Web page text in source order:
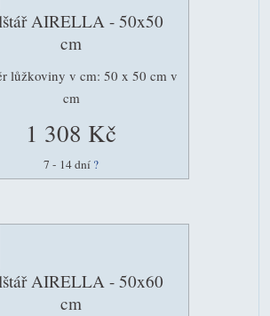
AIRELLA - 50x50
cm
lůžkoviny v cm: 50 x 50 cm v
cm
1 308 Kč
7 - 14 dní ?
AIRELLA - 50x60
cm